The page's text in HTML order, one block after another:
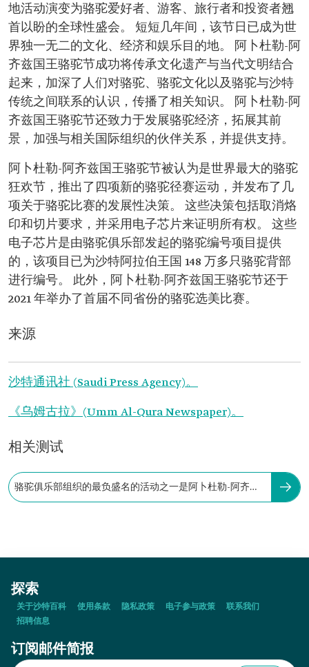
地活动演变为骆驼爱好者、游客、旅行者和投资者翘
首以盼的全球性盛会。 短短几年间，该节日已成为世
界独一无二的文化、经济和娱乐目的地。 阿卜杜勒-阿
齐兹国王骆驼节成功将传承文化遗产与当代文明结合
起来，加深了人们对骆驼、骆驼文化以及骆驼与沙特
传统之间联系的认识，传播了相关知识。 阿卜杜勒-阿
齐兹国王骆驼节还致力于发展骆驼经济，拓展其前
景，加强与相关国际组织的伙伴关系，并提供支持。
阿卜杜勒-阿齐兹国王骆驼节被认为是世界最大的骆驼
狂欢节，推出了四项新的骆驼径赛运动，并发布了几
项关于骆驼比赛的发展性决策。 这些决策包括取消烙
印和切片要求，并采用电子芯片来证明所有权。 这些
电子芯片是由骆驼俱乐部发起的骆驼编号项目提供
的，该项目已为沙特阿拉伯王国 148 万多只骆驼背部
进行编号。 此外，阿卜杜勒-阿齐兹国王骆驼节还于
2021 年举办了首届不同省份的骆驼选美比赛。
来源
沙特通讯社 (Saudi Press Agency)。
《乌姆古拉》(Umm Al-Qura Newspaper)。
相关测试
骆驼俱乐部组织的最负盛名的活动之一是阿卜杜勒-阿齐兹
探索
关于沙特百科 使用条款 隐私政策 电子参与政策
联系我们
招聘信息
订阅邮件简报